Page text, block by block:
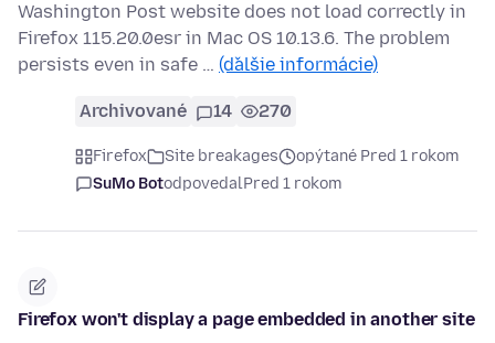
Washington Post website does not load correctly in
Firefox 115.20.0esr in Mac OS 10.13.6. The problem
persists even in safe … (ďalšie informácie)
Archivované 14 270
Firefox Site breakages
opýtané Pred 1 rokom
SuMo BotodpovedalPred 1 rokom
Firefox won't display a page embedded in another site